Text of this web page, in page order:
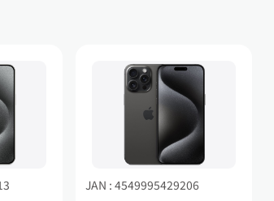
JAN : 4549995429206